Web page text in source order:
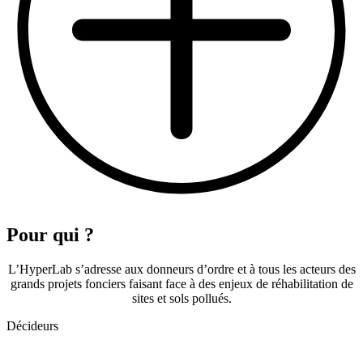
Pour qui ?
L’HyperLab s’adresse aux donneurs d’ordre et à tous les acteurs des
grands projets fonciers faisant face à des enjeux de réhabilitation de
sites et sols pollués.
Décideurs